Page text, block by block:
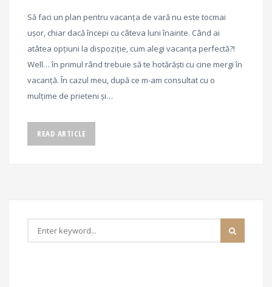
Să faci un plan pentru vacanța de vară nu este tocmai
ușor, chiar dacă începi cu câteva luni înainte. Când ai
atâtea opțiuni la dispoziție, cum alegi vacanța perfectă?!
Well… în primul rând trebuie să te hotărăști cu cine mergi în
vacanță. În cazul meu, după ce m-am consultat cu o
mulțime de prieteni și…
READ ARTICLE